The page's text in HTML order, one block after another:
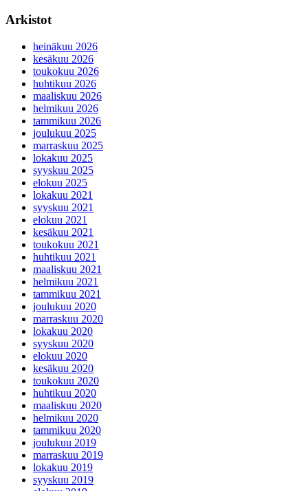
Arkistot
heinäkuu 2026
kesäkuu 2026
toukokuu 2026
huhtikuu 2026
maaliskuu 2026
helmikuu 2026
tammikuu 2026
joulukuu 2025
marraskuu 2025
lokakuu 2025
syyskuu 2025
elokuu 2025
lokakuu 2021
syyskuu 2021
elokuu 2021
kesäkuu 2021
toukokuu 2021
huhtikuu 2021
maaliskuu 2021
helmikuu 2021
tammikuu 2021
joulukuu 2020
marraskuu 2020
lokakuu 2020
syyskuu 2020
elokuu 2020
kesäkuu 2020
toukokuu 2020
huhtikuu 2020
maaliskuu 2020
helmikuu 2020
tammikuu 2020
joulukuu 2019
marraskuu 2019
lokakuu 2019
syyskuu 2019